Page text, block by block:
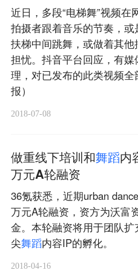
近日，多段“电梯舞”视频在
拍摄者跟着音乐的节奏，
扶梯中间跳舞，或做着其
担忧。抖音平台回应，有
理，对已发布的此类视频
报）
2018-07-08
做重线下培训和舞蹈内
万元A轮融资
36氪获悉，近期urban
万元A轮融资，资方为沃富
金。本轮融资将用于团队
尖舞蹈内容IP的孵化。
2018-04-16